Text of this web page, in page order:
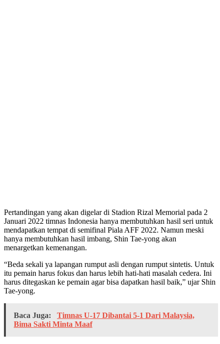
Pertandingan yang akan digelar di Stadion Rizal Memorial pada 2
Januari 2022 timnas Indonesia hanya membutuhkan hasil seri untuk
mendapatkan tempat di semifinal Piala AFF 2022. Namun meski
hanya membutuhkan hasil imbang, Shin Tae-yong akan
menargetkan kemenangan.
“Beda sekali ya lapangan rumput asli dengan rumput sintetis. Untuk
itu pemain harus fokus dan harus lebih hati-hati masalah cedera. Ini
harus ditegaskan ke pemain agar bisa dapatkan hasil baik,” ujar Shin
Tae-yong.
Baca Juga:
Timnas U-17 Dibantai 5-1 Dari Malaysia,
Bima Sakti Minta Maaf